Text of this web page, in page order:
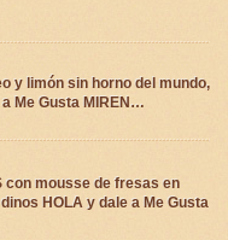
y limón sin horno del mundo,
Me Gusta MIREN…
con mousse de fresas en
HOLA y dale a Me Gusta